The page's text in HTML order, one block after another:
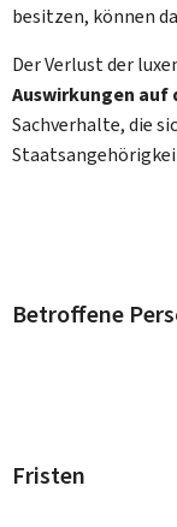
besitzen, können
Der Verlust der
Auswirkungen auf
Sachverhalte, die
Betroffene
Fristen